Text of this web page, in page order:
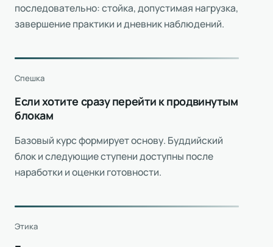
последовательно: стойка, допустимая нагрузка,
завершение практики и дневник наблюдений.
Спешка
Если хотите сразу перейти к продвинутым
блокам
Базовый курс формирует основу. Буддийский
блок и следующие ступени доступны после
наработки и оценки готовности.
Этика